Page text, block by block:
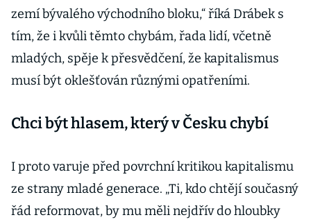
zemí bývalého východního bloku,“ říká Drábek s
tím, že i kvůli těmto chybám, řada lidí, včetně
mladých, spěje k přesvědčení, že kapitalismus
musí být oklešťován různými opatřeními.
Chci být hlasem, který v Česku chybí
I proto varuje před povrchní kritikou kapitalismu
ze strany mladé generace. „Ti, kdo chtějí současný
řád reformovat, by mu měli nejdřív do hloubky